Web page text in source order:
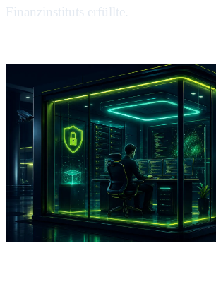
Finanzinstituts erfüllte.